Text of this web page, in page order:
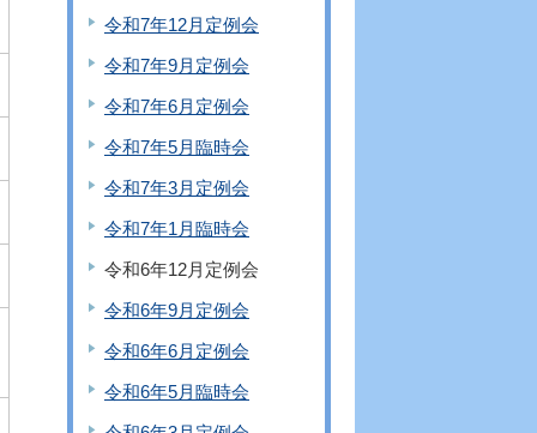
令和7年12月定例会
令和7年9月定例会
令和7年6月定例会
令和7年5月臨時会
令和7年3月定例会
令和7年1月臨時会
令和6年12月定例会
令和6年9月定例会
令和6年6月定例会
令和6年5月臨時会